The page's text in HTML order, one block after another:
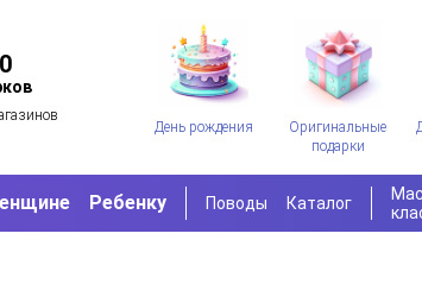
День рождения
Оригинальные
подарки
Ребенку Поводы Каталог